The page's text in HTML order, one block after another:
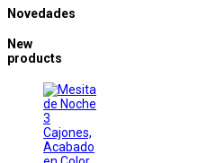
Novedades
New
products